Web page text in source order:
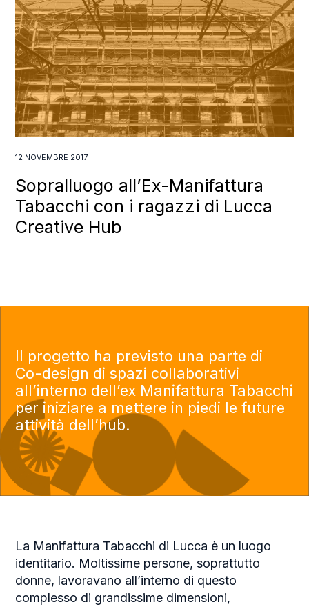
12 NOVEMBRE 2017
Sopralluogo all’Ex-Manifattura
Tabacchi con i ragazzi di Lucca
Creative Hub
Il progetto ha previsto una parte di
Co-design di spazi collaborativi
all’interno dell’ex Manifattura Tabacchi
per iniziare a mettere in piedi le future
attività dell’hub.
La Manifattura Tabacchi di Lucca è un luogo
identitario. Moltissime persone, soprattutto
donne, lavoravano all’interno di questo
complesso di grandissime dimensioni,